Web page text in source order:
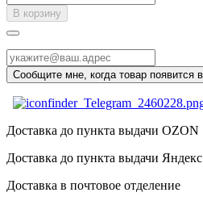
В корзину
Доставка до пункта выдачи OZON
Доставка до пункта выдачи Яндекс
Доставка в почтовое отделение